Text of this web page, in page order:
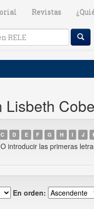
Revistas
C D E F G H I J
O introducir las primeras
En orden: